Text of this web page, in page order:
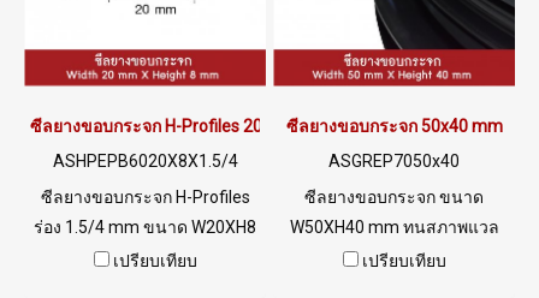
ซีลยางขอบกระจก H-Profiles 20x8 mm
ASHPEPB6020X8X1.5/4
ซีลยางขอบกระจก H-Profiles
ร่อง 1.5/4 mm ขนาด W20XH8
mm ทนสภาพแวลล้อมการใช้
เปรียบเทียบ
ซีลยางขอบกระจก 50x40 mm
ASGREP7050x40
ซีลยางขอบกระจก ขนาด
W50XH40 mm ทนสภาพแวล
ล้อมการใช้านดีเยี่ยม Tel:
เปรียบเทียบ